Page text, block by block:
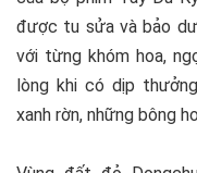
được tu sửa và bảo
với từng khóm hoa,
lòng khi có dịp
xanh rờn, những bông